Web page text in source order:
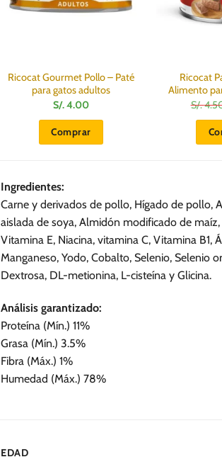
Ricocat Gourmet Pollo – Paté
para gatos adultos
S/.4.00
Comprar
Ricocat
Alimento
S/.
Ingredientes:
Carne y derivados de pollo, Hígado de pollo,
aislada de soya, Almidón modificado de
Vitamina E, Niacina, vitamina C, Vitamina
Manganeso, Yodo, Cobalto, Selenio, Selenio
Dextrosa, DL-metionina, L-cisteína y Glicina.
Análisis garantizado:
Proteína (Mín.) 11%
Grasa (Mín.) 3.5%
Fibra (Máx.) 1%
Humedad (Máx.) 78%
EDAD